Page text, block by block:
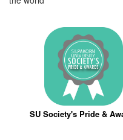
SU Society's Pride &